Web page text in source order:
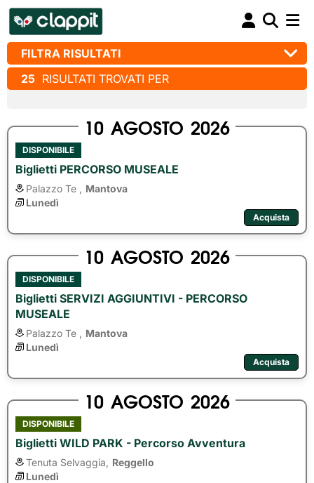
FILTRA RISULTATI
25 RISULTATI TROVATI PER
10 AGOSTO 2026
DISPONIBILE
Biglietti PERCORSO MUSEALE
Palazzo Te ,
Mantova
Lunedì
Acquista
10 AGOSTO 2026
DISPONIBILE
Biglietti SERVIZI AGGIUNTIVI - PERCORSO
MUSEALE
Palazzo Te ,
Mantova
Lunedì
Acquista
10 AGOSTO 2026
DISPONIBILE
Biglietti WILD PARK - Percorso Avventura
Tenuta Selvaggia,
Reggello
Lunedì